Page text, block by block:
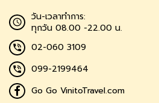
วัน-เวลาทำการ:
ทุกวัน 08.00 -22.00 น.
02-060 3109
099-2199464
Go Go VinitoTravel.com